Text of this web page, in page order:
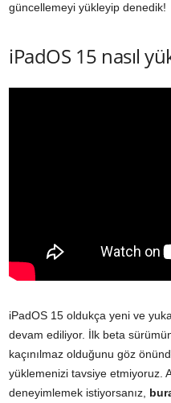
güncellemeyi yükleyip denedik!
iPadOS 15 nasıl
iPadOS 15 oldukça yeni ve
devam ediliyor. İlk beta
kaçınılmaz olduğunu göz
yüklemenizi tavsiye etmiyoruz.
deneyimlemek istiyorsanız,